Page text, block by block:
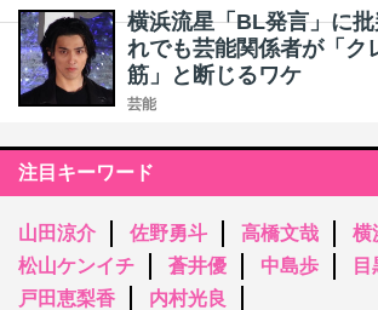
横浜流星「BL発言」に
れでも芸能関係者が「ク
筋」と断じるワケ
芸能
注目キーワード
山田涼介 佐野勇斗 高橋文哉
横
松山ケンイチ
蒼井優 中島歩
戸田恵梨香
内村光良